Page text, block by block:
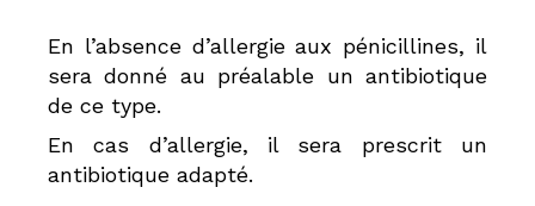
En l’absence d’allergie aux pénicillines, il
sera donné au préalable un antibiotique
de ce type.
En cas d’allergie, il sera prescrit un
antibiotique adapté.